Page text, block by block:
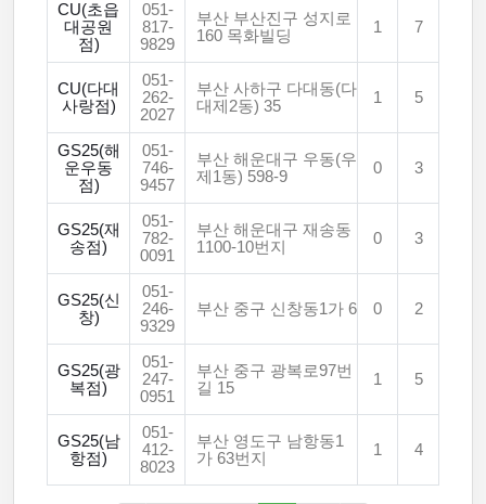
CU(초읍
대공원
점)
051-
817-
9829
부산 부산진구 성지로
160 목화빌딩
1 7
CU(다대
사랑점)
051-
262-
2027
부산 사하구 다대동(다
대제2동) 35
1 5
GS25(해
운우동
점)
051-
746-
9457
부산 해운대구 우동(우
제1동) 598-9
0 3
GS25(재
송점)
051-
782-
0091
부산 해운대구 재송동
1100-10번지
0 3
GS25(신
창)
051-
246-
9329
부산 중구 신창동1가 6 0 2
GS25(광
복점)
051-
247-
0951
부산 중구 광복로97번
길 15
1 5
GS25(남
항점)
051-
412-
8023
부산 영도구 남항동1
가 63번지
1 4